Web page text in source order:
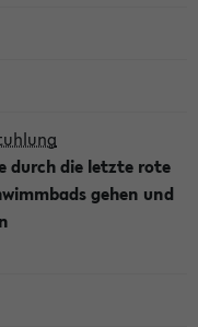
durch die letzte rote
gehen und